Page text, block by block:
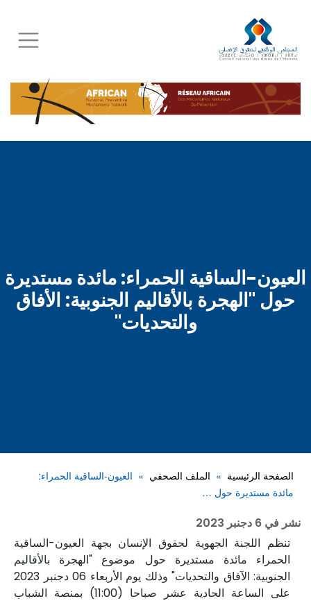
Skip
to
main
content
العيون-الساقية الحمراء: مائدة مستديرة
حول "الهجرة بالأقاليم الجنوبية: الأفاق
والتحديات"
الصفحة الرئيسية الملف الصحفي
العيون-الساقية الحمراء:
مائدة مستديرة حول …
نشر في 6 دجنبر 2023
تنظم اللجنة الجهوية لحقوق الإنسان بجهة العيون-الساقية
الحمراء مائدة مستديرة حول موضوع "الهجرة بالأقاليم
الجنوبية: الآفاق والتحديات" وذلك يوم الأربعاء 06 دجنبر 2023
على الساعة الحادية عشر صباحا (11:00) بمنصة الشباب